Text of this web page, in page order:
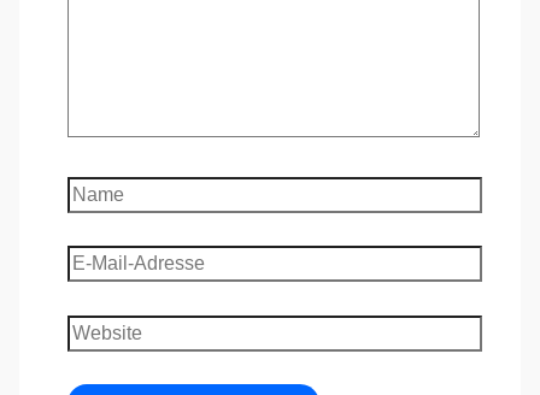
Name
E-
Mail-
Adresse
Website